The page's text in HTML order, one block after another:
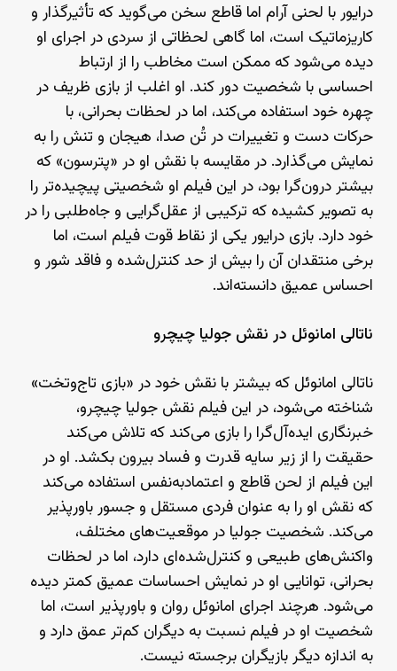
درایور با لحنی آرام اما قاطع سخن می‌گوید که تأثیرگذار و
کاریزماتیک است، اما گاهی لحظاتی از سردی در اجرای او
دیده می‌شود که ممکن است مخاطب را از ارتباط
احساسی با شخصیت دور کند. او اغلب از بازی ظریف در
چهره خود استفاده می‌کند، اما در لحظات بحرانی، با
حرکات دست و تغییرات در تُن صدا، هیجان و تنش را به
نمایش می‌گذارد. در مقایسه با نقش او در «پترسون» که
بیشتر درون‌گرا بود، در این فیلم او شخصیتی پیچیده‌تر را
به تصویر کشیده که ترکیبی از عقل‌گرایی و جاه‌طلبی را در
خود دارد. بازی درایور یکی از نقاط قوت فیلم است، اما
برخی منتقدان آن را بیش از حد کنترل‌شده و فاقد شور و
احساس عمیق دانسته‌اند.
ناتالی امانوئل در نقش جولیا چیچرو
ناتالی امانوئل که بیشتر با نقش خود در «بازی تاج‌وتخت»
شناخته می‌شود، در این فیلم نقش جولیا چیچرو،
خبرنگاری ایده‌آل‌گرا را بازی می‌کند که تلاش می‌کند
حقیقت را از زیر سایه قدرت و فساد بیرون بکشد. او در
این فیلم از لحن قاطع و اعتمادبه‌نفس استفاده می‌کند
که نقش او را به عنوان فردی مستقل و جسور باورپذیر
می‌کند. شخصیت جولیا در موقعیت‌های مختلف،
واکنش‌های طبیعی و کنترل‌شده‌ای دارد، اما در لحظات
بحرانی، توانایی او در نمایش احساسات عمیق کمتر دیده
می‌شود. هرچند اجرای امانوئل روان و باورپذیر است، اما
شخصیت او در فیلم نسبت به دیگران کم‌تر عمق دارد و
به اندازه دیگر بازیگران برجسته نیست.